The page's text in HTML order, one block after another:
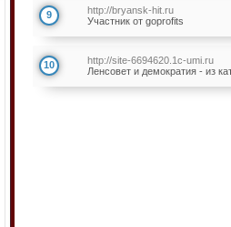
9
http://bryansk-hit.ru
Участник от goprofits
10
http://site-6694620.1c-umi.ru
Ленсовет и демократия - из